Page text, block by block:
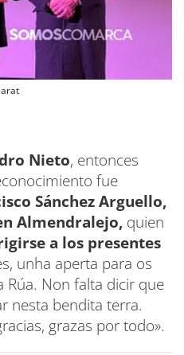
Nieto, entonces
fue
Sánchez Arguello,
Almendralejo, quien
a los presentes
unha aperta para os
Rúa. Non falta dicir que
nesta bendita terra.
grazas por todo».